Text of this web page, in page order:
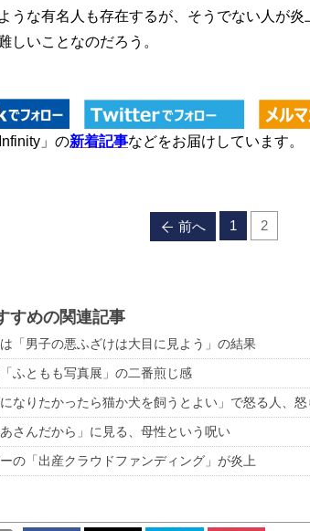
うな有名人も存在するが、そうでない人が
しいことなのだろう。
」の新着記事などをお届けしています。
前へ 1 2
すめの関連記事
「男子の悪ふざけは大目に見よう」の結果
ふともも写真展」の二番煎じ感
になりたかったら猫か犬を飼うとよい」で怒る人、怒
あさんだから」に見る、母性という呪い
の「出産クラウドファンディング」が炎上